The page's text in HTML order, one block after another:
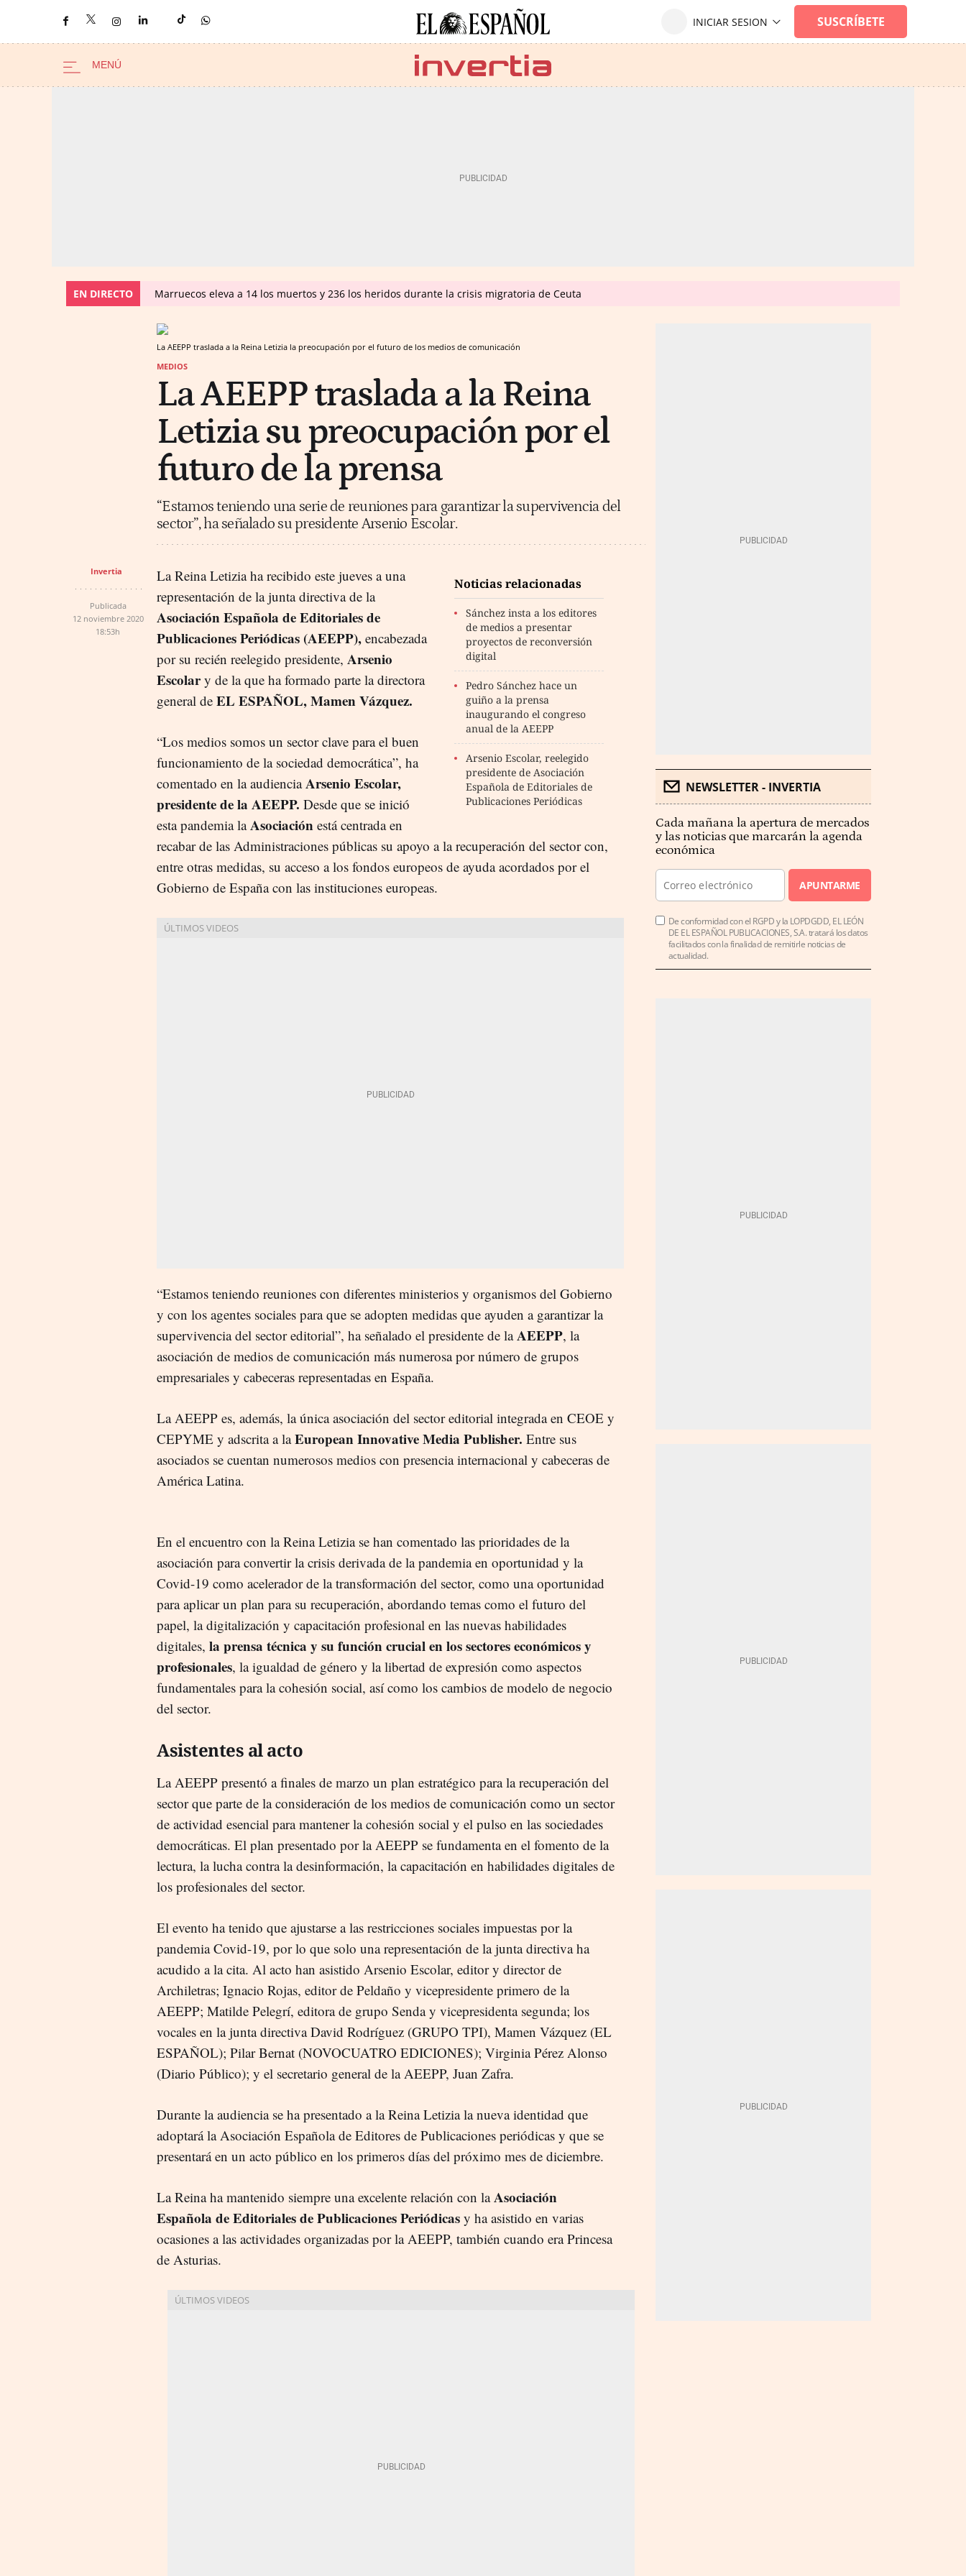
EN DIRECTO Marruecos eleva a 14 los muertos y 236 los heridos durante la crisis migratoria de Ceuta
La AEEPP traslada a la Reina Letizia la preocupación por el futuro de los medios de comunicación
MEDIOS
La AEEPP traslada a la Reina
Letizia su preocupación por el
futuro de la prensa
“Estamos teniendo una serie de reuniones para garantizar la supervivencia del
sector”, ha señalado su presidente Arsenio Escolar.
Invertia
Publicada
12 noviembre 2020
18:53h
Noticias relacionadas
Sánchez insta a los editores
de medios a presentar
proyectos de reconversión
digital
Pedro Sánchez hace un
guiño a la prensa
inaugurando el congreso
anual de la AEEPP
Arsenio Escolar, reelegido
presidente de Asociación
Española de Editoriales de
Publicaciones Periódicas
La Reina Letizia ha recibido este jueves a una
representación de la junta directiva de la
Asociación Española de Editoriales de
Publicaciones Periódicas (AEEPP), encabezada
por su recién reelegido presidente, Arsenio
Escolary de la que ha formado parte la directora
general de EL ESPAÑOL, Mamen Vázquez.
“Los medios somos un sector clave para el buen
funcionamiento de la sociedad democrática”, ha
comentado en la audienciaArsenio Escolar,
presidente de la AEEPP. Desde que se inició
esta pandemia laAsociación está centrada en
recabar de las Administraciones públicas su apoyo a la recuperación del sector con,
entre otras medidas, su acceso a los fondos europeos de ayuda acordados por el
Gobierno de España con las instituciones europeas.
“Estamos teniendo reuniones con diferentes ministerios y organismos del Gobierno
y con los agentes sociales para que se adopten medidas que ayuden a garantizar la
supervivencia del sector editorial”, ha señalado el presidente de laAEEPP, la
asociación de medios de comunicación más numerosa por número de grupos
empresariales y cabeceras representadas en España.
La AEEPP es, además, la única asociación del sector editorial integrada en CEOE y
CEPYME y adscrita a laEuropean Innovative Media Publisher. Entre sus
asociados se cuentan numerosos medios con presencia internacional y cabeceras de
América Latina.
En el encuentro con la Reina Letizia se han comentado las prioridades de la
asociación para convertir la crisis derivada de la pandemia en oportunidad y la
Covid-19 como acelerador de la transformación del sector, como una oportunidad
para aplicar un plan para su recuperación, abordando temas como el futuro del
papel, la digitalización y capacitación profesional en las nuevas habilidades
digitales, la prensa técnica y su función crucial en los sectores económicos y
profesionales, la igualdad de género y la libertad de expresión como aspectos
fundamentales para la cohesión social, así como los cambios de modelo de negocio
del sector.
Asistentes al acto
La AEEPP presentó a finales de marzo un plan estratégico para la recuperación del
sector que parte de la consideración de los medios de comunicación como un sector
de actividad esencial para mantener la cohesión social y el pulso en las sociedades
democráticas. El plan presentado por la AEEPP se fundamenta en el fomento de la
lectura, la lucha contra la desinformación, la capacitación en habilidades digitales de
los profesionales del sector.
El evento ha tenido que ajustarse a las restricciones sociales impuestas por la
pandemia Covid-19, por lo que solo una representación de la junta directiva ha
acudido a la cita. Al acto han asistido Arsenio Escolar, editor y director de
Archiletras; Ignacio Rojas, editor de Peldaño y vicepresidente primero de la
AEEPP; Matilde Pelegrí, editora de grupo Senda y vicepresidenta segunda; los
vocales en la junta directiva David Rodríguez (GRUPO TPI), Mamen Vázquez (EL
ESPAÑOL); Pilar Bernat (NOVOCUATRO EDICIONES); Virginia Pérez Alonso
(Diario Público); y el secretario general de la AEEPP, Juan Zafra.
Durante la audiencia se ha presentado a la Reina Letizia la nueva identidad que
adoptará la Asociación Española de Editores de Publicaciones periódicas y que se
presentará en un acto público en los primeros días del próximo mes de diciembre.
La Reina ha mantenido siempre una excelente relación con laAsociación
Española de Editoriales de Publicaciones Periódicas y ha asistido en varias
ocasiones a las actividades organizadas por la AEEPP, también cuando era Princesa
de Asturias.
NEWSLETTER - INVERTIA
Cada mañana la apertura de mercados
y las noticias que marcarán la agenda
económica
APUNTARME
De conformidad con el RGPD y la LOPDGDD, EL LEÓN
DE EL ESPAÑOL PUBLICACIONES, S.A. tratará los datos
facilitados con la finalidad de remitirle noticias de
actualidad.